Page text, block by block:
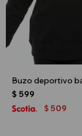
$ 599
$ 509